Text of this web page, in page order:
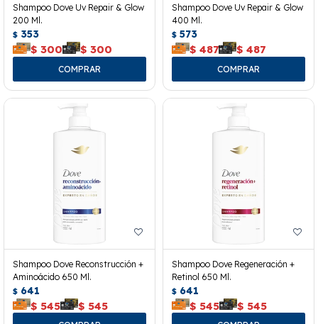
Shampoo Dove Uv Repair & Glow
200 Ml.
$ 353
$ 300 $ 300
Shampoo Dove Uv Repair & Glow
400 Ml.
$ 573
$ 487 $ 487
Shampoo Dove Reconstrucción +
Aminoácido 650 Ml.
$ 641
$ 545 $ 545
Shampoo Dove Regeneración +
Retinol 650 Ml.
$ 641
$ 545 $ 545